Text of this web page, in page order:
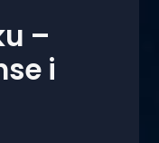
–
i